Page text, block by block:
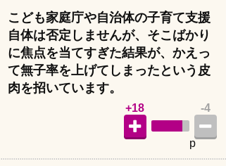
こども家庭庁や自治体の子育て支援
自体は否定しませんが、そこばかり
に焦点を当てすぎた結果が、かえっ
て無子率を上げてしまったという皮
肉を招いています。
-4
p
+18